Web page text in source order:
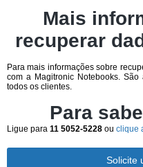
Mais
recuperar
Para mais informações sobre
com a Magitronic Notebooks.
todos os clientes.
Para
Ligue para 11 5052-5228 ou clique
Solicite